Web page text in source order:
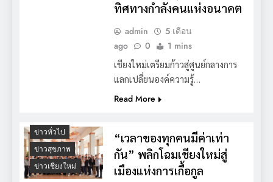
ทิศทางกำลังคนแห่งอนาคต
admin
5 เดือน
ago
0 1 mins
เชียงใหม่เตรียมก้าวสู่ศูนย์กลางการ
แลกเปลี่ยนองค์ความรู้…
Read More
ข่าวทั่วไป
ข่าวสุขภาพ
ข่าวเชียงใหม่
“เวลาของทุกคนมีค่าเท่า
กัน” พลิกโฉมเชียงใหม่สู่
เมืองแห่งการเกื้อกูล